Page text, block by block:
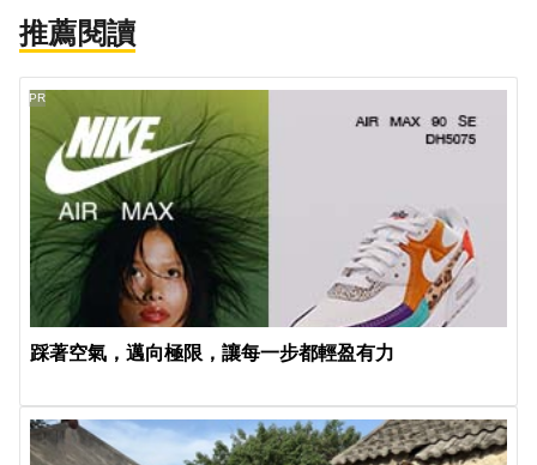
推薦閱讀
踩著空氣，邁向極限，讓每一步都輕盈有力
PR